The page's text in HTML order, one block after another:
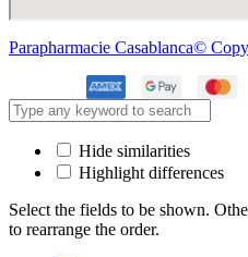
Parapharmacie Casablanca©
Hide similarities
Highlight differences
Select the fields to be shown.
to rearrange the order.